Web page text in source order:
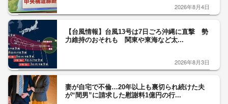
2026年8月4日
【台風情報】台風13号は7日ごろ沖縄に直撃 勢
力維持のおそれも 関東や東海など太...
2026年8月3日
妻が自宅で不倫…20年以上も裏切られ続けた夫
が“間男”に請求した慰謝料1億円の行...